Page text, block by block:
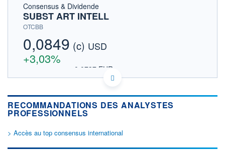
Consensus & Dividende
SUBST ART INTELL
OTCBB
0,0849 (c) USD
+3,03%
0,0737 EUR
DONNÉES TEMPS DIFFÉRÉ
Politique d'exécution
Cotation sur les autres places
OUVERTURE CLÔTURE VEILLE
RECOMMANDATIONS DES ANALYSTES
PROFESSIONNELS
> Accès au top consensus international